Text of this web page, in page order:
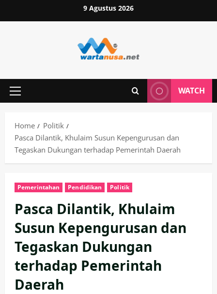
to
9 Agustus 2026
Primary
WATCH
Home
Politik
Pasca Dilantik, Khulaim Susun Kepengurusan dan
Tegaskan Dukungan terhadap Pemerintah Daerah
Pemerintahan Pendidikan Politik
Pasca Dilantik, Khulaim
Susun Kepengurusan dan
Tegaskan Dukungan
terhadap Pemerintah
Daerah